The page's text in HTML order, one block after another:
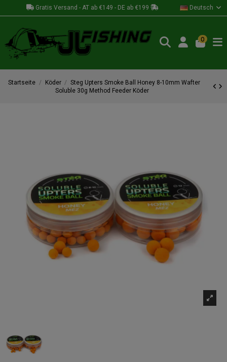
Gratis Versand - AT ab €149 - DE ab €199 Deutsch
0
Startseite Köder
Steg Upters Smoke Ball Honey 8-10mm Wafter
Soluble 30g Method Feeder Köder